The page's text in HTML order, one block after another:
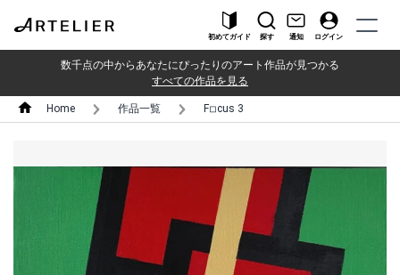
初めてガイド 探す 通知 ログイン
数千点の中からあなたにぴったりのアート作品が見つかる
すべての作品を見る
Home 作品一覧 F◽︎cus 3